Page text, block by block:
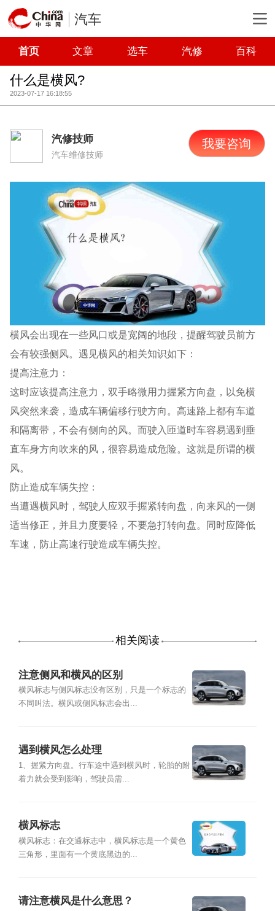
汽车
首页 文章 选车 汽修 百科
什么是横风?
2023-07-17 16:18:55
汽修技师
汽车维修技师
我要咨询
横风会出现在一些风口或是宽阔的地段，提醒驾驶员前方
会有较强侧风。遇见横风的相关知识如下：
提高注意力：
这时应该提高注意力，双手略微用力握紧方向盘，以免横
风突然来袭，造成车辆偏移行驶方向。高速路上都有车道
和隔离带，不会有侧向的风。而驶入匝道时车容易遇到垂
直车身方向吹来的风，很容易造成危险。这就是所谓的横
风。
防止造成车辆失控：
当遭遇横风时，驾驶人应双手握紧转向盘，向来风的一侧
适当修正，并且力度要轻，不要急打转向盘。同时应降低
车速，防止高速行驶造成车辆失控。
相关阅读
注意侧风和横风的区别
横风标志与侧风标志没有区别，只是一个标志的
不同叫法。横风或侧风标志会出...
遇到横风怎么处理
1、握紧方向盘。行车途中遇到横风时，轮胎的附
着力就会受到影响，驾驶员需...
横风标志
横风标志：在交通标志中，横风标志是一个黄色
三角形，里面有一个黄底黑边的...
请注意横风是什么意思？